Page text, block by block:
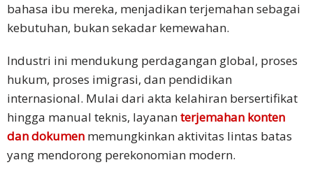
bahasa ibu mereka, menjadikan terjemahan sebagai
kebutuhan, bukan sekadar kemewahan.
Industri ini mendukung perdagangan global, proses
hukum, proses imigrasi, dan pendidikan
internasional. Mulai dari akta kelahiran bersertifikat
hingga manual teknis, layananterjemahan konten
dan dokumen memungkinkan aktivitas lintas batas
yang mendorong perekonomian modern.
Solusi
Pariwisata
Asuransi
Teknologi